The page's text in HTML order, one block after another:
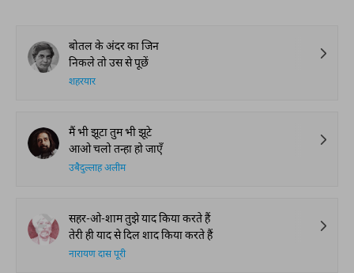
बोतल के अंदर का जिन
निकले तो उस से पूछें
शहरयार
मैं भी झूटा तुम भी झूटे
आओ चलो तन्हा हो जाएँ
उबैदुल्लाह अलीम
सहर-ओ-शाम तुझे याद किया करते हैं
तेरी ही याद से दिल शाद किया करते हैं
नारायण दास पूरी